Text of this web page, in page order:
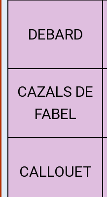
DEBARD
CAZALS DE
FABEL
CALLOUET